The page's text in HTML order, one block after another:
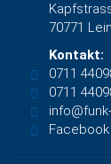
70771
Kontakt:
0711
0711
Facebook